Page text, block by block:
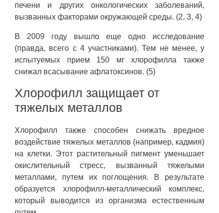
печени и других онкологических заболеваний,
вызванных факторами окружающей среды. (2, 3, 4)
В 2009 году вышло еще одно исследование
(правда, всего с 4 участниками). Тем не менее, у
испытуемых прием 150 мг хлорофилла также
снижал всасывание афлатоксинов. (5)
Хлорофилл защищает от
тяжелых металлов
Хлорофилл также способен снижать вредное
воздействие тяжелых металлов (например, кадмия)
на клетки. Этот растительный пигмент уменьшает
окислительный стресс, вызванный тяжелыми
металлами, путем их поглощения. В результате
образуется хлорофилл-металлический комплекс,
который выводится из организма естественным